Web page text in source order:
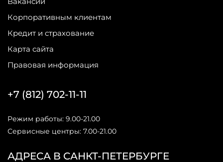
Корпоративным клиентам
Кредит и страхование
Карта сайта
Правовая информация
АДРЕСА В САНКТ-ПЕТЕРБУРГЕ
+7 (812) 702-11-11
Режим работы: 9.00-21.00
Сервисные центры: 7.00-21.00